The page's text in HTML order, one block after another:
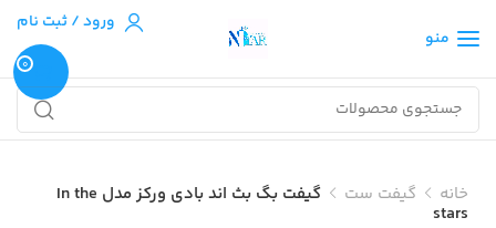
منو
ورود / ثبت نام
0
خانه گیفت ست گیفت بگ بث اند بادی ورکز مدل In the
stars